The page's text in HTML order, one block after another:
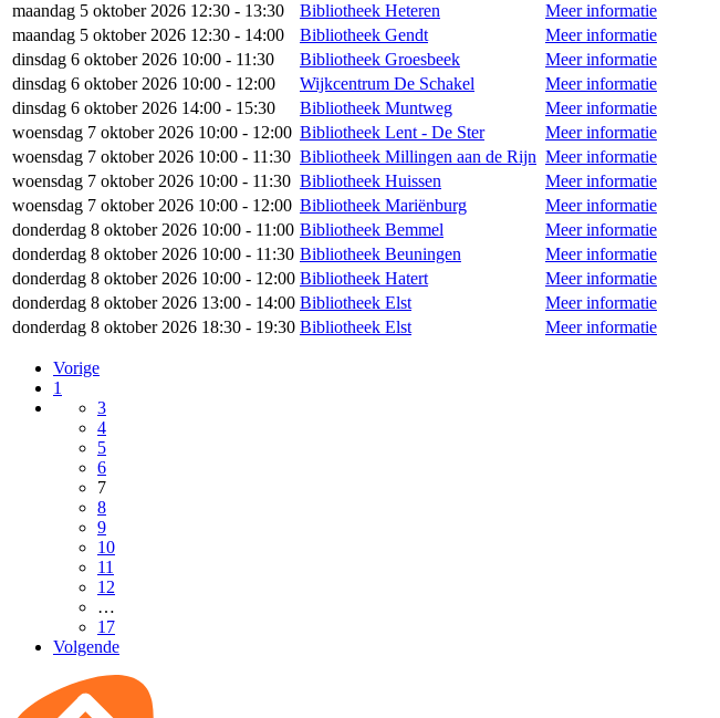
maandag 5 oktober 2026 12:30 - 13:30
Bibliotheek Heteren
Meer informatie
maandag 5 oktober 2026 12:30 - 14:00
Bibliotheek Gendt
Meer informatie
dinsdag 6 oktober 2026 10:00 - 11:30
Bibliotheek Groesbeek
Meer informatie
dinsdag 6 oktober 2026 10:00 - 12:00
Wijkcentrum De Schakel
Meer informatie
dinsdag 6 oktober 2026 14:00 - 15:30
Bibliotheek Muntweg
Meer informatie
woensdag 7 oktober 2026 10:00 - 12:00 Bibliotheek Lent - De Ster
Meer informatie
woensdag 7 oktober 2026 10:00 - 11:30 Bibliotheek Millingen aan de Rijn Meer informatie
woensdag 7 oktober 2026 10:00 - 11:30 Bibliotheek Huissen
Meer informatie
woensdag 7 oktober 2026 10:00 - 12:00 Bibliotheek Mariënburg
Meer informatie
donderdag 8 oktober 2026 10:00 - 11:00 Bibliotheek Bemmel
Meer informatie
donderdag 8 oktober 2026 10:00 - 11:30 Bibliotheek Beuningen
Meer informatie
donderdag 8 oktober 2026 10:00 - 12:00 Bibliotheek Hatert
Meer informatie
donderdag 8 oktober 2026 13:00 - 14:00 Bibliotheek Elst
Meer informatie
donderdag 8 oktober 2026 18:30 - 19:30 Bibliotheek Elst Meer informatie
Vorige
1
3
4
5
6
7
8
9
10
11
12
…
17
Volgende